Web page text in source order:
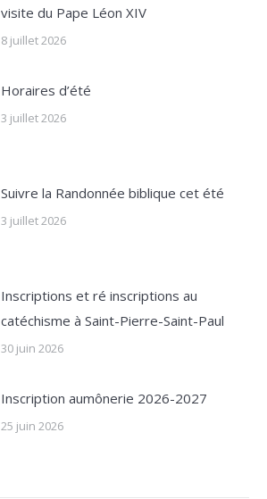
visite du Pape Léon XIV
8 juillet 2026
Horaires d’été
3 juillet 2026
Suivre la Randonnée biblique cet été
3 juillet 2026
Inscriptions et ré inscriptions au
catéchisme à Saint-Pierre-Saint-Paul
30 juin 2026
Inscription aumônerie 2026-2027
25 juin 2026